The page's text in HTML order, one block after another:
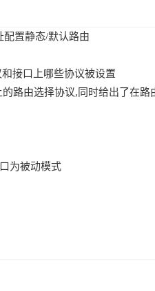
配置静态/默认路由
接口上哪些协议被设置
路由选择协议,同时给出了在
为被动模式